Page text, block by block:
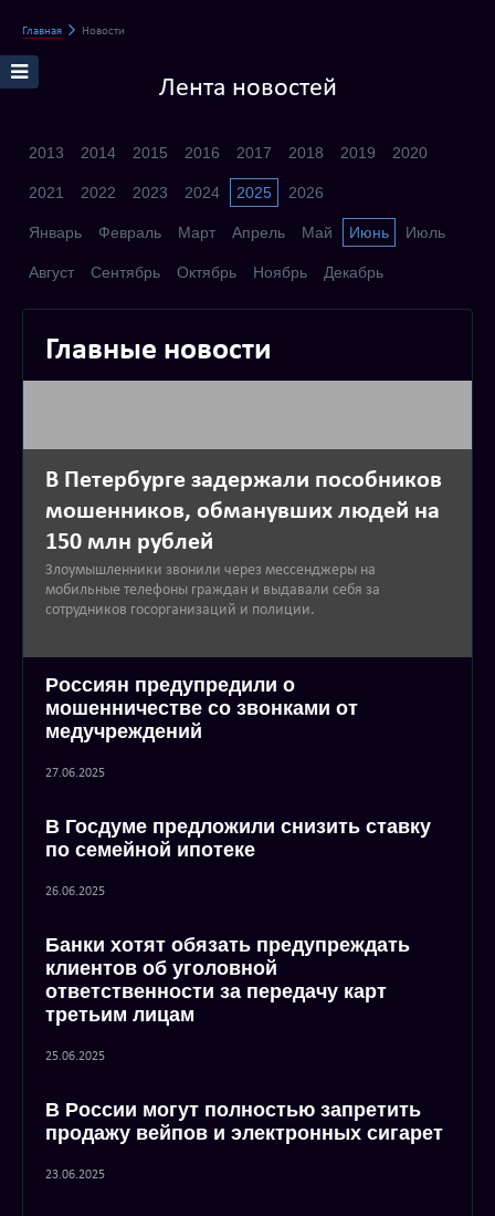
Главная Новости
Лента новостей
2013 2014 2015 2016 2017 2018 2019 2020
2021 2022 2023 2024 2025 2026
Январь Февраль Март Апрель Май Июнь Июль
Август Сентябрь Октябрь Ноябрь Декабрь
Главные новости
В Петербурге задержали пособников
мошенников, обманувших людей на
150 млн рублей
Злоумышленники звонили через мессенджеры на
мобильные телефоны граждан и выдавали себя за
сотрудников госорганизаций и полиции.
Россиян предупредили о
мошенничестве со звонками от
медучреждений
27.06.2025
В Госдуме предложили снизить ставку
по семейной ипотеке
26.06.2025
Банки хотят обязать предупреждать
клиентов об уголовной
ответственности за передачу карт
третьим лицам
25.06.2025
В России могут полностью запретить
продажу вейпов и электронных сигарет
23.06.2025